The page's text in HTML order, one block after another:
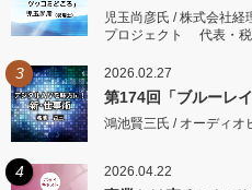
児玉尚彦氏 / 株式会社
プロジェクト 代表・
3 2026.02.27
第174回「ブルーレ
鴻池賢三氏 / オーディ
4 2026.04.22